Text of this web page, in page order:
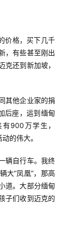
价格，买下几千
，有些甚至刚出
克还到新加坡，
其他企业家的捐
后座，运到缅甸
900万学生，
的伟大。
辆自行车。我终
大“凤凰”，那高
道。大部分缅甸
子们收到迈克的